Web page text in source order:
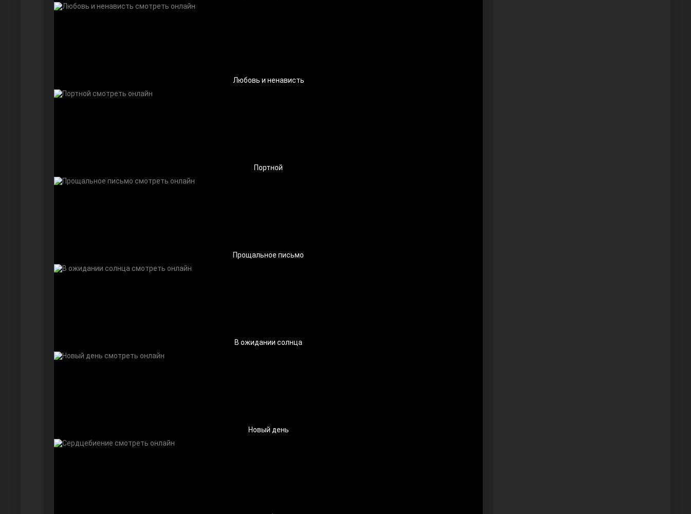
Далекий город
Любовь и ненависть
Портной
Прощальное письмо
В ожидании солнца
Новый день